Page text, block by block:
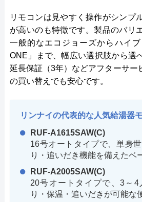
リモコンは見やすく操作がシンプ
が高いのも特徴です。製品のバリ
一般的なエコジョーズからハイ
ONE」まで、幅広い選択肢から選
延長保証（3年）などアフターサー
の買い替えでも安心です。
リンナイの代表的な人気給湯器
RUF-A1615SAW(C)
16号オートタイプで、単身
り・追いだき機能を備えたベ
RUF-A2005SAW(C)
20号オートタイプで、3～4
り・保温・追いだきが可能な